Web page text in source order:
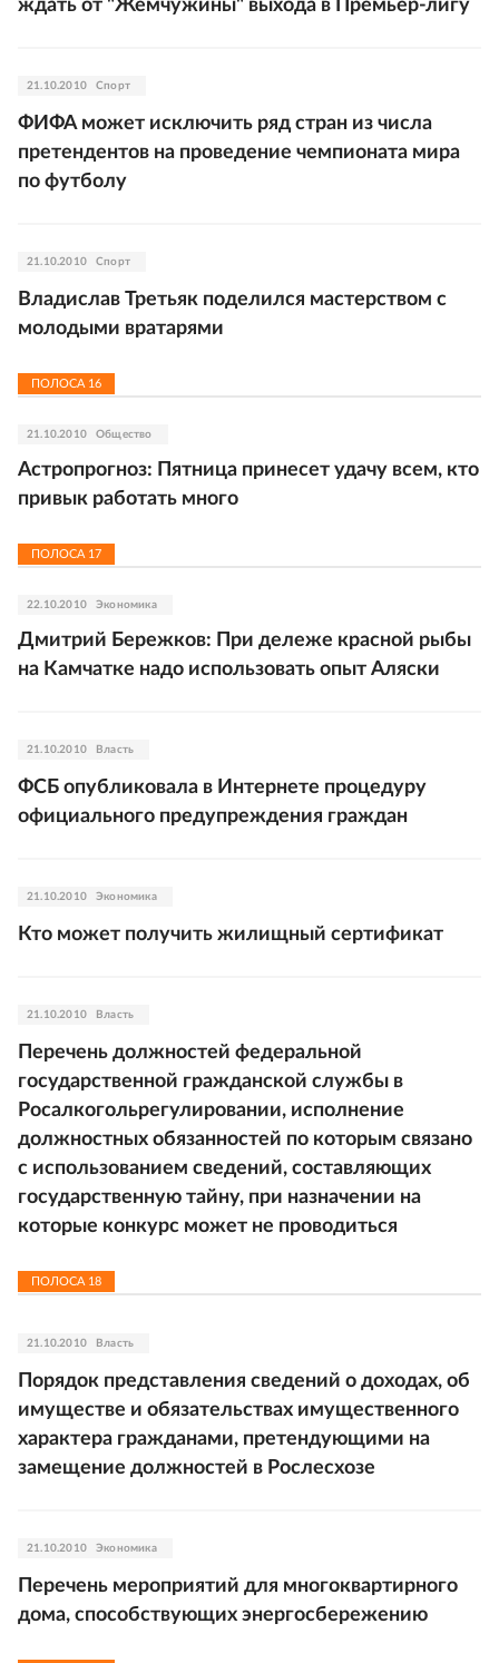
ждать от "Жемчужины" выхода в Премьер-лигу
21.10.2010 Спорт
ФИФА может исключить ряд стран из числа
претендентов на проведение чемпионата мира
по футболу
21.10.2010 Спорт
Владислав Третьяк поделился мастерством с
молодыми вратарями
ПОЛОСА 16
21.10.2010 Общество
Астропрогноз: Пятница принесет удачу всем, кто
привык работать много
ПОЛОСА 17
22.10.2010 Экономика
Дмитрий Бережков: При дележе красной рыбы
на Камчатке надо использовать опыт Аляски
21.10.2010 Власть
ФСБ опубликовала в Интернете процедуру
официального предупреждения граждан
21.10.2010 Экономика
Кто может получить жилищный сертификат
21.10.2010 Власть
Перечень должностей федеральной
государственной гражданской службы в
Росалкогольрегулировании, исполнение
должностных обязанностей по которым связано
с использованием сведений, составляющих
государственную тайну, при назначении на
которые конкурс может не проводиться
ПОЛОСА 18
21.10.2010 Власть
Порядок представления сведений о доходах, об
имуществе и обязательствах имущественного
характера гражданами, претендующими на
замещение должностей в Рослесхозе
21.10.2010 Экономика
Перечень мероприятий для многоквартирного
дома, способствующих энергосбережению